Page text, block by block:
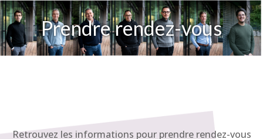
Prendre rendez-vous
Retrouvez les informations pour prendre rendez-vous